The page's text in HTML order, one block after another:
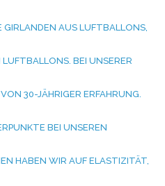
AUS LUFTBALLONS, P
BEI UNSERER A
30-JÄHRIGER ERFAHRUNG. B
BEI UNSEREN Q
HABEN WIR AUF ELASTIZITÄT, F